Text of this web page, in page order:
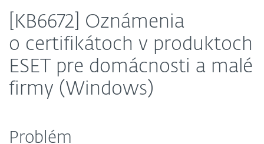
[KB6672] Oznámenia
o certifikátoch v produktoch
ESET pre domácnosti a malé
firmy (Windows)
Problém